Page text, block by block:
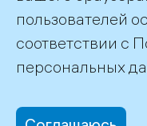
пользователей
соответствии с
персональных